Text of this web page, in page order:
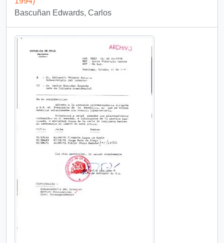
Bascuñan Edwards, Carlos